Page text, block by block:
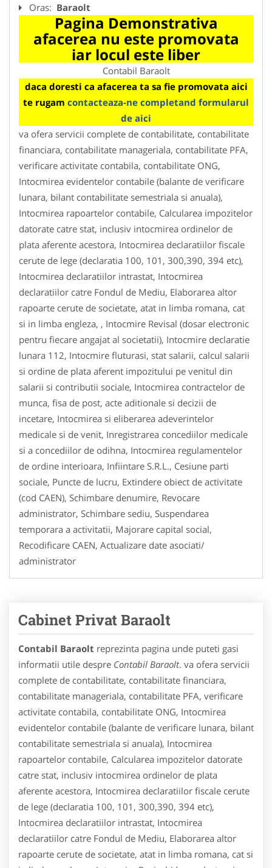
Oras: Baraolt
Pagina Demonstrativa
afacerea nu este promovata
iar locul este liber
Contabil Baraolt
daca doresti ca afacerea ta sa fie promovata aici
te rugam contacteaza-ne completand formularul
de aici
va ofera servicii complete de contabilitate, contabilitate
financiara, contabilitate manageriala, contabilitate PFA,
verificare activitate contabila, contabilitate ONG,
Intocmirea evidentelor contabile (balante de verificare
lunara, bilant contabilitate semestriala si anuala),
Intocmirea rapoartelor contabile, Calcularea impozitelor
datorate catre stat, inclusiv intocmirea ordinelor de
plata aferente acestora, Intocmirea declaratiilor fiscale
cerute de lege (declaratia 100, 101, 300,390, 394 etc),
Intocmirea declaratiilor intrastat, Intocmirea
declaratiilor catre Fondul de Mediu, Elaborarea altor
rapoarte cerute de societate, atat in limba romana, cat
si in limba engleza, , Intocmire Revisal (dosar electronic
pentru fiecare angajat al societatii), Intocmire declaratie
lunara 112, Intocmire fluturasi, stat salarii, calcul salarii
si ordine de plata aferent impozitului pe venitul din
salarii si contributii sociale, Intocmirea contractelor de
munca, fisa de post, acte aditionale si decizii de
incetare, Intocmirea si eliberarea adeverintelor
medicale si de venit, Inregistrarea concediilor medicale
si a concediilor de odihna, Intocmirea regulamentelor
de ordine interioara, Infiintare S.R.L., Cesiune parti
sociale, Puncte de lucru, Extindere obiect de activitate
(cod CAEN), Schimbare denumire, Revocare
administrator, Schimbare sediu, Suspendarea
temporara a activitatii, Majorare capital social,
Recodificare CAEN, Actualizare date asociati/
administrator
Cabinet Privat Baraolt
Contabil Baraolt reprezinta pagina unde puteti gasi
informatii utile despre Contabil Baraolt. va ofera servicii
complete de contabilitate, contabilitate financiara,
contabilitate manageriala, contabilitate PFA, verificare
activitate contabila, contabilitate ONG, Intocmirea
evidentelor contabile (balante de verificare lunara, bilant
contabilitate semestriala si anuala), Intocmirea
rapoartelor contabile, Calcularea impozitelor datorate
catre stat, inclusiv intocmirea ordinelor de plata
aferente acestora, Intocmirea declaratiilor fiscale cerute
de lege (declaratia 100, 101, 300,390, 394 etc),
Intocmirea declaratiilor intrastat, Intocmirea
declaratiilor catre Fondul de Mediu, Elaborarea altor
rapoarte cerute de societate, atat in limba romana, cat si